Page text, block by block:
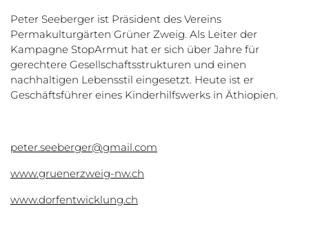
Peter Seeberger ist Präsident des Vereins
Permakulturgärten Grüner Zweig. Als Leiter der
Kampagne StopArmut hat er sich über Jahre für
gerechtere Gesellschaftsstrukturen und einen
nachhaltigen Lebensstil eingesetzt. Heute ist er
Geschäftsführer eines Kinderhilfswerks in Äthiopien.
peter.seeberger@gmail.com
www.gruenerzweig-nw.ch
www.dorfentwicklung.ch